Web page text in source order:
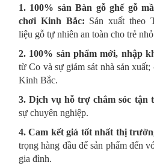
1. 100% sản Bàn gỗ ghế gỗ
chơi Kinh Bắc: Sản xuất theo
liệu gỗ tự nhiên an toàn cho trẻ nhỏ
2. 100% sản phẩm mới, nhập
từ Co và sự giám sát nhà sản
Kinh Bắc.
3. Dịch vụ hỗ trợ chắm sóc tận
sự chuyên nghiệp.
4. Cam kết giá tốt nhất thị
trọng hàng đầu để sản phẩm đến
gia đình.